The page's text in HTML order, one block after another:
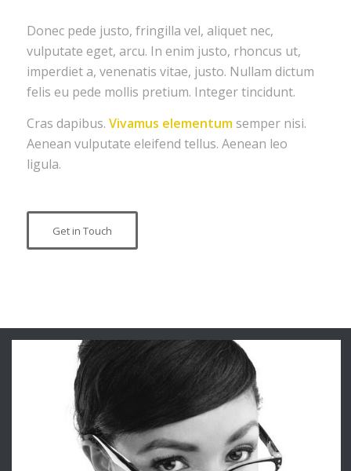
Donec pede justo, fringilla vel, aliquet nec,
vulputate eget, arcu. In enim justo, rhoncus ut,
imperdiet a, venenatis vitae, justo. Nullam dictum
felis eu pede mollis pretium. Integer tincidunt.
Cras dapibus. Vivamus elementumsemper nisi.
Aenean vulputate eleifend tellus. Aenean leo
ligula.
Get in Touch